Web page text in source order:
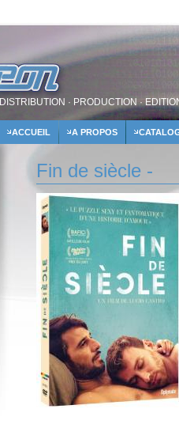
DISTRIBUTION · PRODUCTION ·
ACCUEIL A PROPOS
Fin de siècle -